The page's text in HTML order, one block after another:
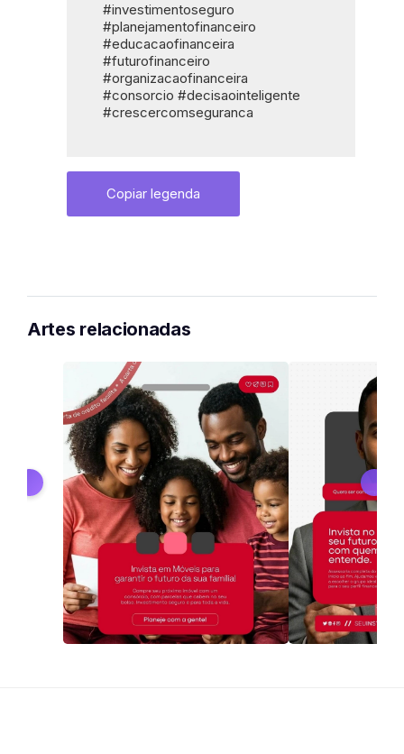
#investimentoseguro
#planejamentofinanceiro
#educacaofinanceira
#futurofinanceiro
#organizacaofinanceira
#consorcio #decisaointeligente
#crescercomseguranca
Copiar legenda
Artes relacionadas